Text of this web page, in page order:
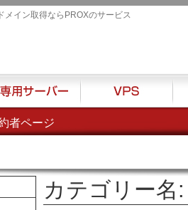
者ページ
メイン取得ならPROXのサービス
カテゴリー名
サーバー VPS ハ